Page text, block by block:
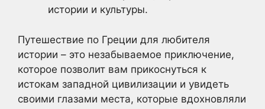
истории и культуры.
Путешествие по Греции для любителя
истории – это незабываемое приключение,
которое позволит вам прикоснуться к
истокам западной цивилизации и увидеть
своими глазами места, которые вдохновляли